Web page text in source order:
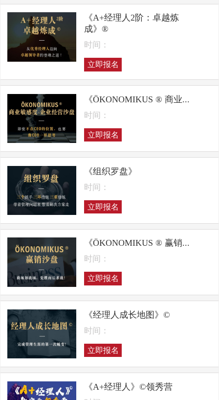
《A+经理人2阶：卓越炼
成》®
时间：
立即报名
《ÖKONOMIKUS ® 商业...
时间：
立即报名
《组织罗盘》
时间：
立即报名
《ÖKONOMIKUS ® 赢销...
时间：
立即报名
《经理人成长地图》©
时间：
立即报名
《A+经理人》©领秀营